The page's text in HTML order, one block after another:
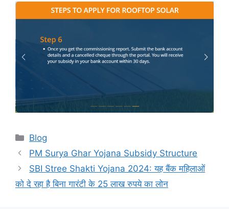
Categories
Blog
PM Surya Ghar Yojana Subsidy Structure
SBI Stree Shakti Yojana 2024: यह बैंक महिलाओं
को दे रहा है बिना गारंटी के 25 लाख रुपये का लोन